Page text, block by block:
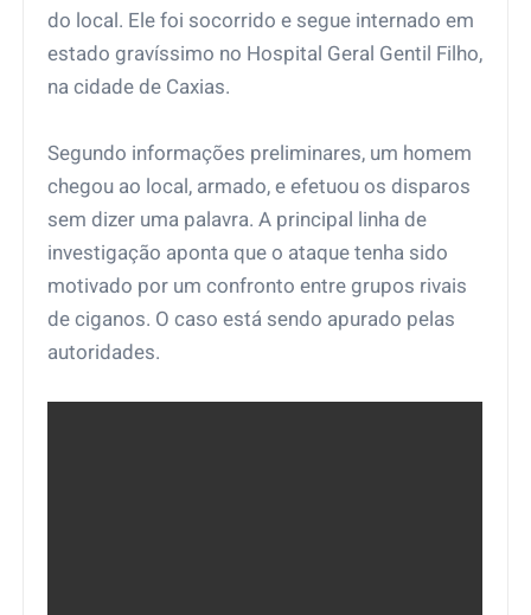
do local. Ele foi socorrido e segue internado em
estado gravíssimo no Hospital Geral Gentil Filho,
na cidade de Caxias.
Segundo informações preliminares, um homem
chegou ao local, armado, e efetuou os disparos
sem dizer uma palavra. A principal linha de
investigação aponta que o ataque tenha sido
motivado por um confronto entre grupos rivais
de ciganos. O caso está sendo apurado pelas
autoridades.